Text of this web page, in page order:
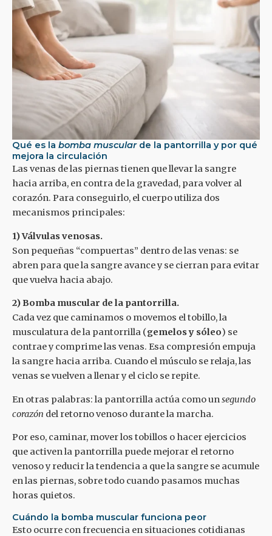
Qué es la bomba muscularde la pantorrilla y por qué
mejora la circulación
Las venas de las piernas tienen que llevar la sangre
hacia arriba, en contra de la gravedad, para volver al
corazón. Para conseguirlo, el cuerpo utiliza dos
mecanismos principales:
1) Válvulas venosas.
Son pequeñas “compuertas” dentro de las venas: se
abren para que la sangre avance y se cierran para evitar
que vuelva hacia abajo.
2) Bomba muscular de la pantorrilla.
Cada vez que caminamos o movemos el tobillo, la
musculatura de la pantorrilla (gemelos y sóleo) se
contrae y comprime las venas. Esa compresión empuja
la sangre hacia arriba. Cuando el músculo se relaja, las
venas se vuelven a llenar y el ciclo se repite.
En otras palabras: la pantorrilla actúa como unsegundo
corazón del retorno venoso durante la marcha.
Por eso, caminar, mover los tobillos o hacer ejercicios
que activen la pantorrilla puede mejorar el retorno
venoso y reducir la tendencia a que la sangre se acumule
en las piernas, sobre todo cuando pasamos muchas
horas quietos.
Cuándo la bomba muscular funciona peor
Esto ocurre con frecuencia en situaciones cotidianas